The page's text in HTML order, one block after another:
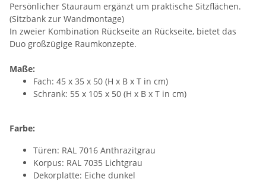
Persönlicher Stauraum ergänzt um praktische Sitzflächen.
(Sitzbank zur Wandmontage)
In zweier Kombination Rückseite an Rückseite, bietet das
Duo großzügige Raumkonzepte.
Maße:
Fach: 45 x 35 x 50 (H x B x T in cm)
Schrank: 55 x 105 x 50 (H x B x T in cm)
Farbe:
Türen: RAL 7016 Anthrazitgrau
Korpus: RAL 7035 Lichtgrau
Dekorplatte: Eiche dunkel